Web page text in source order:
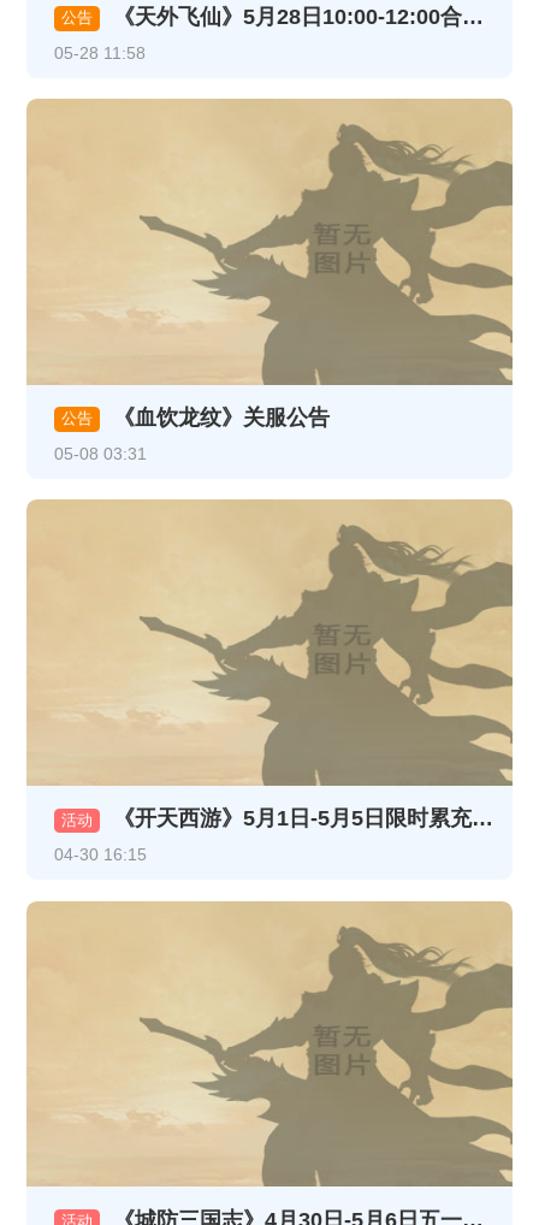
公告 《天外飞仙》5月28日10:00-12:00合服维护公告
05-28 11:58
公告 《血饮龙纹》关服公告
05-08 03:31
活动 《开天西游》5月1日-5月5日限时累充活动
04-30 16:15
活动 《城防三国志》4月30日-5月6日五一充值活动